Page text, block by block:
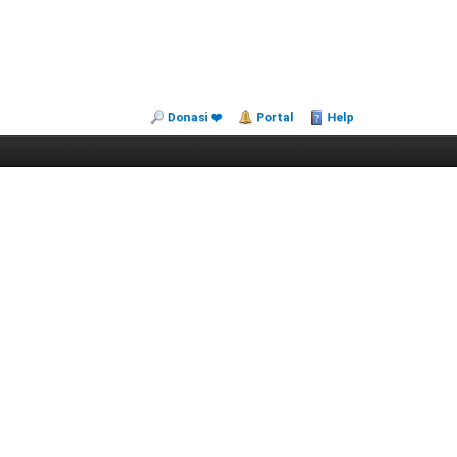
Donasi ❤️ Portal Help